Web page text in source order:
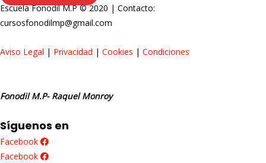
Escuela Fonodil M.P © 2020 | Contacto:
cursosfonodilmp@gmail.com
Aviso Legal | Privacidad | Cookies | Condiciones
Fonodil M.P- Raquel Monroy
Síguenos en
Facebook
Facebook